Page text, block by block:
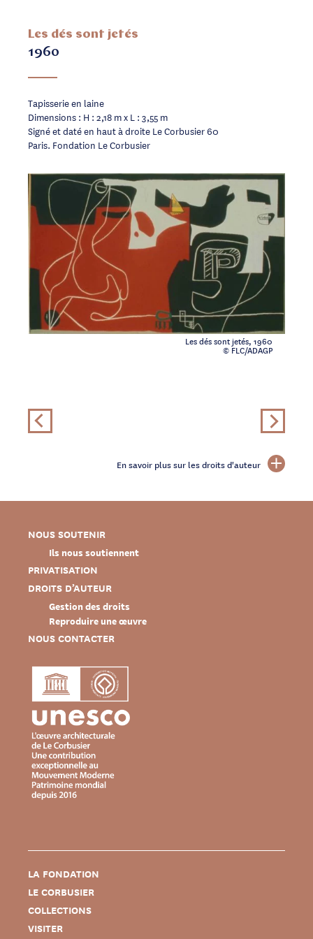
Les dés sont jetés
1960
Les dés sont jetés, 1960
© FLC/ADAGP
Tapisserie en laine
Dimensions : H : 2,18 m x L : 3,55 m
Signé et daté en haut à droite Le Corbusier 60
Paris. Fondation Le Corbusier
En savoir plus sur les droits d'auteur
NOUS SOUTENIR
Ils nous soutiennent
PRIVATISATION
DROITS D’AUTEUR
Gestion des droits
Reproduire une œuvre
NOUS CONTACTER
LA FONDATION
LE CORBUSIER
COLLECTIONS
VISITER